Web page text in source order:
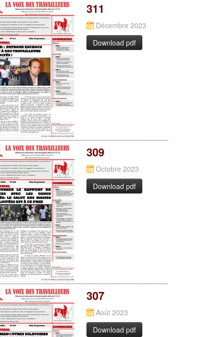
311
Décembre 2023
Download pdf
309
Octobre 2023
Download pdf
307
Août 2023
Download pdf